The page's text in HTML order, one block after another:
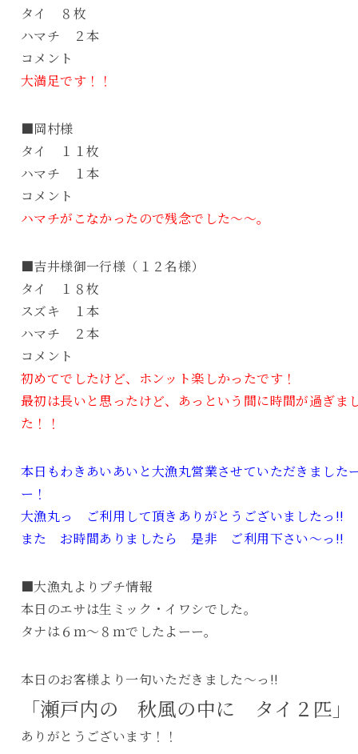
タイ ８枚
ハマチ ２本
コメント
大満足です！！
■岡村様
タイ １１枚
ハマチ １本
コメント
ハマチがこなかったので残念でした～～。
■吉井様御一行様（１２名様）
タイ １８枚
スズキ １本
ハマチ ２本
コメント
初めてでしたけど、ホンット楽しかったです！
最初は長いと思ったけど、あっという間に時間が過ぎま
た！！
本日もわきあいあいと大漁丸営業させていただきました
ー！
大漁丸っ ご利用して頂きありがとうございましたっ!!
また お時間ありましたら 是非 ご利用下さい～っ!!
■大漁丸よりプチ情報
本日のエサは生ミック・イワシでした。
タナは６ｍ～８ｍでしたよーー。
本日のお客様より一句いただきました～っ!!
「瀬戸内の 秋風の中に タイ２匹」
ありがとうございます！！